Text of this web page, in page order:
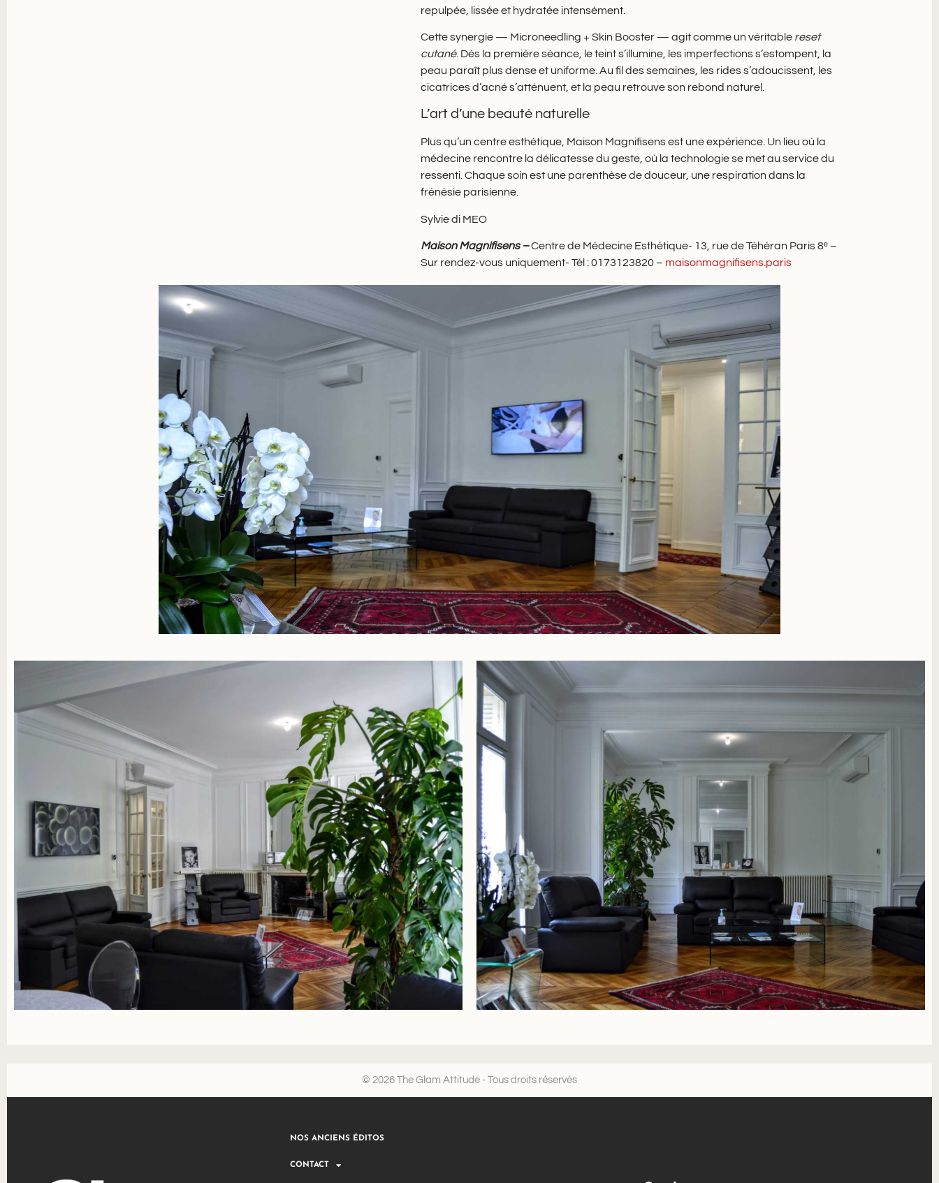
repulpée, lissée et hydratée intensément.
Cette synergie — Microneedling + Skin Booster — agit comme un véritable reset
cutané. Dès la première séance, le teint s’illumine, les imperfections s’estompent, la
peau paraît plus dense et uniforme. Au fil des semaines, les rides s’adoucissent, les
cicatrices d’acné s’atténuent, et la peau retrouve son rebond naturel.
L’art d’une beauté naturelle
Plus qu’un centre esthétique, Maison Magnifisens est une expérience. Un lieu où la
médecine rencontre la délicatesse du geste, où la technologie se met au service du
ressenti. Chaque soin est une parenthèse de douceur, une respiration dans la
frénésie parisienne.
Sylvie di MEO
Maison Magnifisens –Centre de Médecine Esthétique- 13, rue de Téhéran Paris 8ᵉ –
Sur rendez-vous uniquement- Tél : 0173123820 – maisonmagnifisens.paris
© 2026 The Glam Attitude - Tous droits réservés
NOS ANCIENS ÉDITOS
CONTACT